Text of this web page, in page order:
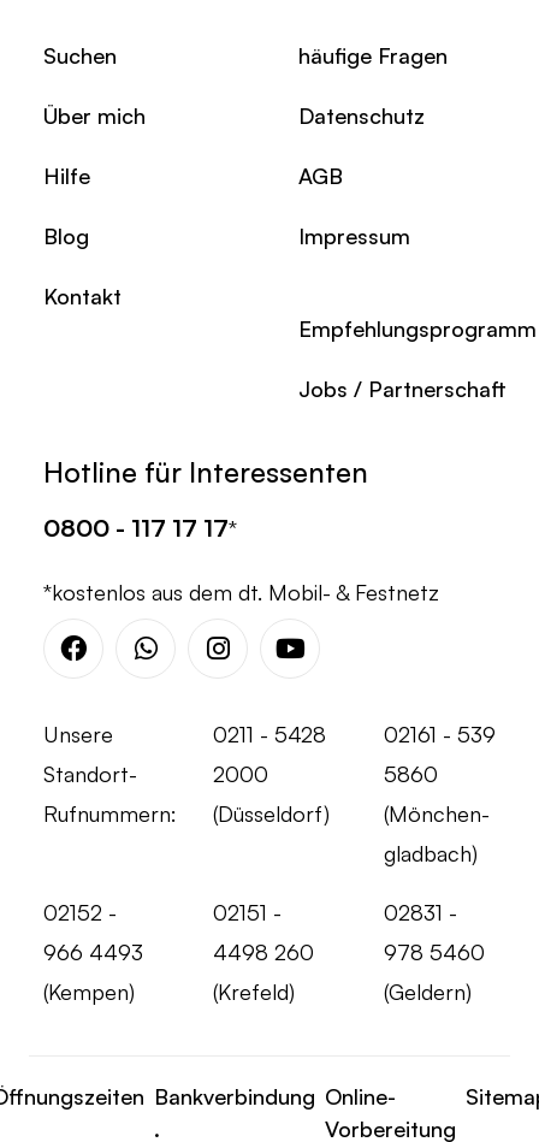
Suchen
Über mich
Hilfe
Blog
Kontakt
häufige Fragen
Datenschutz
AGB
Impressum
Empfehlungsprogramm
Jobs / Partnerschaft
Hotline für Interessenten
0800 - 117 17 17*
*kostenlos aus dem dt. Mobil- & Festnetz
FacebookWhatsappInstagramYoutube
Unsere
Standort-
Rufnummern:
0211 - 5428
2000
(Düsseldorf)
02161 - 539
5860
(Mönchen-
gladbach)
02152 -
966 4493
(Kempen)
02151 -
4498 260
(Krefeld)
02831 -
978 5460
(Geldern)
Bankverbindung
.
Online-
Vorbereitung